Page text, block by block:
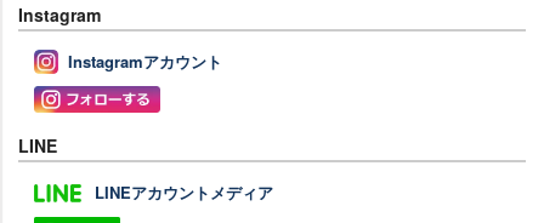
Instagram
Instagramアカウント
LINE
LINEアカウントメディア